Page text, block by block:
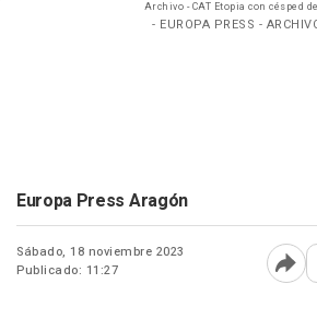
Archivo - CAT Etopia con césped
- EUROPA PRESS -
Europa Press Aragón
Sábado, 18 noviembre 2023
Publicado: 11:27